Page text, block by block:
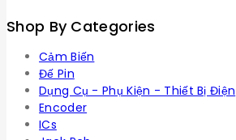
Shop By Categories
Cảm Biến
Đế Pin
Dụng Cụ - Phụ Kiện - Thiết Bị Điện
Encoder
ICs